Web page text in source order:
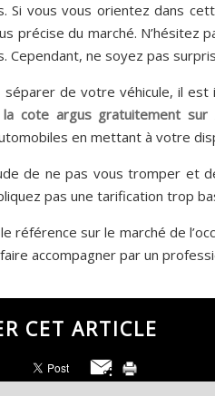
Si vous vous orientez dans
précise du marché. N’hésitez
Cependant, ne soyez pas
séparer de votre véhicule, il
cote argus gratuitement sur
en mettant à votre
de ne pas vous tromper et
pas une tarification trop
référence sur le marché de
accompagner par un
CET ARTICLE